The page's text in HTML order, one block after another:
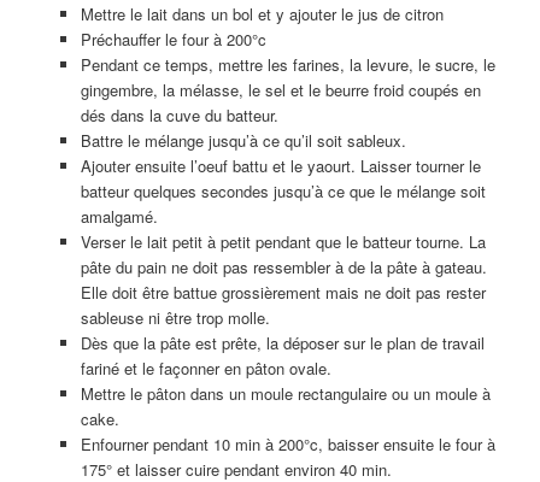
Mettre le lait dans un bol et y ajouter le jus de citron
Préchauffer le four à 200°c
Pendant ce temps, mettre les farines, la levure, le sucre, le
gingembre, la mélasse, le sel et le beurre froid coupés en
dés dans la cuve du batteur.
Battre le mélange jusqu’à ce qu’il soit sableux.
Ajouter ensuite l’oeuf battu et le yaourt. Laisser tourner le
batteur quelques secondes jusqu’à ce que le mélange soit
amalgamé.
Verser le lait petit à petit pendant que le batteur tourne. La
pâte du pain ne doit pas ressembler à de la pâte à gateau.
Elle doit être battue grossièrement mais ne doit pas rester
sableuse ni être trop molle.
Dès que la pâte est prête, la déposer sur le plan de travail
fariné et le façonner en pâton ovale.
Mettre le pâton dans un moule rectangulaire ou un moule à
cake.
Enfourner pendant 10 min à 200°c, baisser ensuite le four à
175° et laisser cuire pendant environ 40 min.